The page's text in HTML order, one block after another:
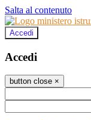
Salta al contenuto
Accedi
Accedi
button close ×